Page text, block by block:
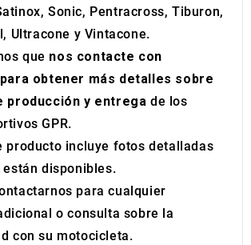
Sonic, Pentracross, Tiburon,
Ultracone y Vintacone.
que nos contacte con
obtener más detalles sobre
producción y entrega de los
GPR.
producto incluye fotos detalladas
disponibles.
para cualquier
o consulta sobre la
con su motocicleta.